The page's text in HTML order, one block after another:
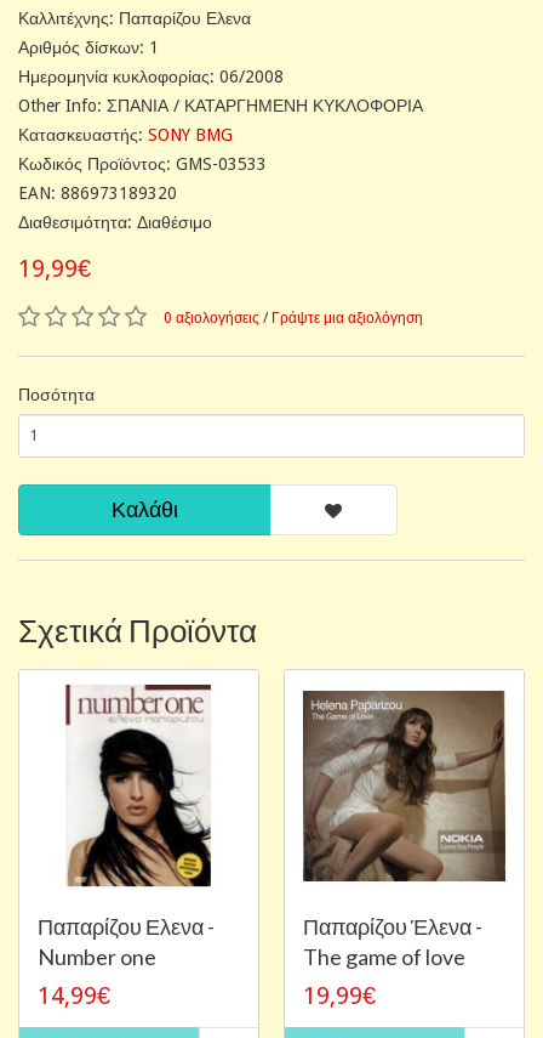
Καλλιτέχνης: Παπαρίζου Ελενα
Αριθμός δίσκων: 1
Ημερομηνία κυκλοφορίας: 06/2008
Other Info: ΣΠΑΝΙΑ / ΚΑΤΑΡΓΗΜΕΝΗ ΚΥΚΛΟΦΟΡΙΑ
Κατασκευαστής: SONY BMG
Κωδικός Προϊόντος: GMS-03533
EAN: 886973189320
Διαθεσιμότητα: Διαθέσιμο
19,99€
0 αξιολογήσεις / Γράψτε μια αξιολόγηση
Ποσότητα
Καλάθι
Σχετικά Προϊόντα
Παπαρίζου Ελενα -
Number one
14,99€
Παπαρίζου Έλενα -
The game of love
19,99€